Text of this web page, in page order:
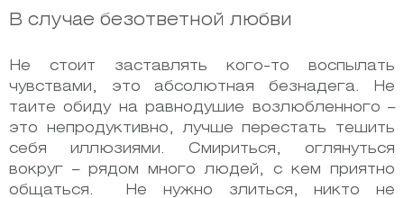
В случае безответной любви
Не стоит заставлять кого-то воспылать
чувствами, это абсолютная безнадега. Не
таите обиду на равнодушие возлюбленного –
это непродуктивно, лучше перестать тешить
себя иллюзиями. Смириться, оглянуться
вокруг – рядом много людей, с кем приятно
общаться. Не нужно злиться, никто не